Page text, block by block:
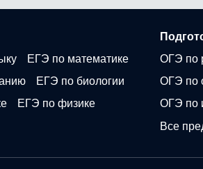
ЕГЭ по математике
ЕГЭ по биологии
ЕГЭ по физике
ОГЭ по
ОГЭ по
ОГЭ по
Все